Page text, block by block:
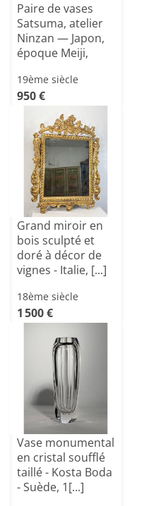
Paire de vases
Satsuma, atelier
Ninzan — Japon,
époque Meiji,
19ème siècle
950 €
Grand miroir en
bois sculpté et
doré à décor de
vignes - Italie, [...]
18ème siècle
1 500 €
Vase monumental
en cristal soufflé
taillé - Kosta Boda
- Suède, 1[...]